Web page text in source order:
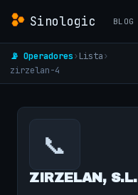
Sinologic BLOG
📡 Operadores› Lista›
zirzelan-4
📞
ZIRZELAN, S.L.